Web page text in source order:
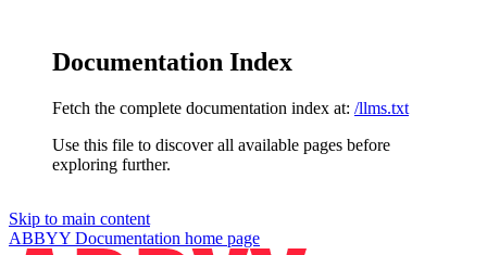
Documentation Index
Fetch the complete documentation index at: /llms.txt
Use this file to discover all available pages before
exploring further.
Skip to main content
ABBYY Documentation home page